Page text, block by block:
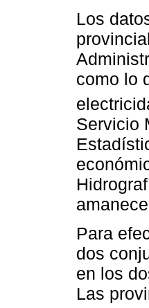
Los
como lo
Servicio
Para
dos
en los
Las